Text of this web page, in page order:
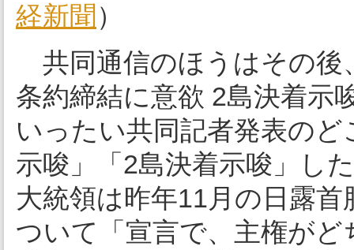
経新聞 ）
共同通信のほうはその後
条約締結に意欲 2島決着示
いったい共同記者発表の
示唆」「2島決着示唆」し
大統領は昨年11月の日露
ついて「宣言で、主権が